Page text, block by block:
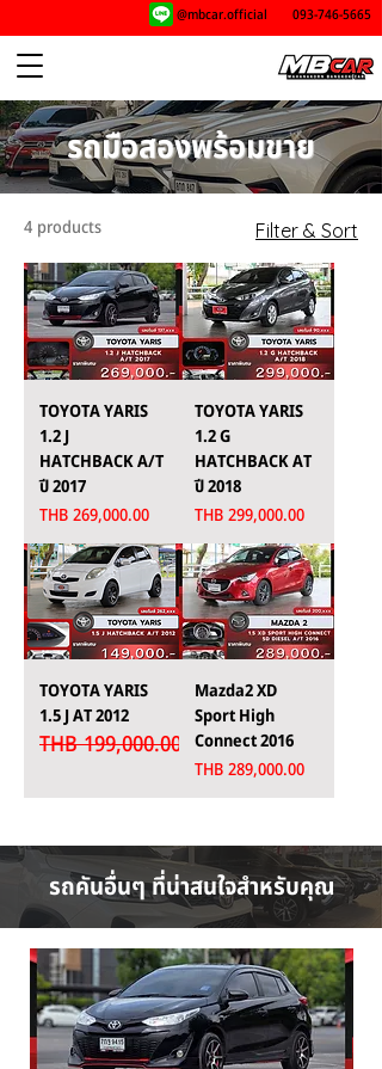
@mbcar.official 093-746-5665
รถมือสองพร้อมขาย
4 products Filter & Sort
TOYOTA YARIS
1.2 J
HATCHBACK A/T
ปี 2017
Price
THB 269,000.00
TOYOTA YARIS
1.2 G
HATCHBACK AT
ปี 2018
Price
THB 299,000.00
TOYOTA YARIS
1.5 J AT 2012
Regular Price
THB 199,000.00 Sale Price
THB 149,000.00
Mazda2 XD
Sport High
Connect 2016
Price
THB 289,000.00
รถคันอื่นๆ ที่น่าสนใจสำหรับคุณ